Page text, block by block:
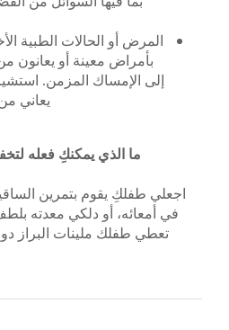
المرض أو الحالات الطبية
بأمراض معينة أو يعانون
إلى الإمساك المزمن.
يعاني
ما الذي يمكنكِ فعله
اجعلي طفلكِ يقوم بتمرين
في أمعائه، أو دلكي معدته
تعطي طفلك ملينات البراز